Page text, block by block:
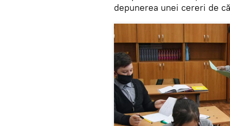
depunerea unei cereri de